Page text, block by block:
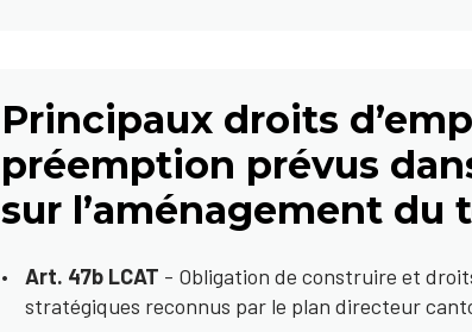
Principaux droits
préemption prévus
sur l’aménagement du
Art. 47b LCAT - Obligation de construire et
stratégiques reconnus par le plan directeur